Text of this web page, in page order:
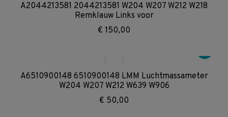
A2044213581 2044213581 W204 W207 W212 W218
Remklauw Links voor
€ 150,00
A6510900148 6510900148 LMM Luchtmassameter
W204 W207 W212 W639 W906
€ 50,00